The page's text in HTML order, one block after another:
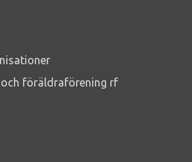
föräldraförening rf